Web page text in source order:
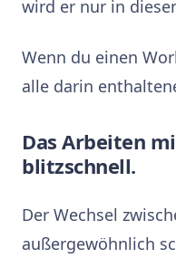
wird er nur in
Wenn du einen
alle darin
Das Arbeiten
blitzschnell.
Der Wechsel
außergewöhnlich